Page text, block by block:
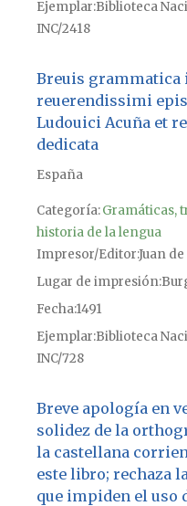
Ejemplar Biblioteca
INC/2418
Breuis grammatica
reuerendissimi
Ludouici Acuña et
dedicata
España
Categoría:Gramáticas,
historia de la lengua
Impresor/EditorJuan
Lugar de impresión
Fecha1491
Ejemplar Biblioteca
INC/728
Breve apología en
solidez de la
la castellana
este libro; rechaza
que impiden el uso